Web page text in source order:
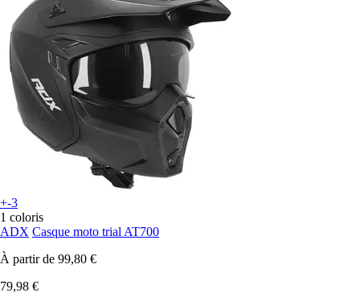
+-3
1 coloris
ADX Casque moto trial AT700
À partir de 99,80 €
79,98 €